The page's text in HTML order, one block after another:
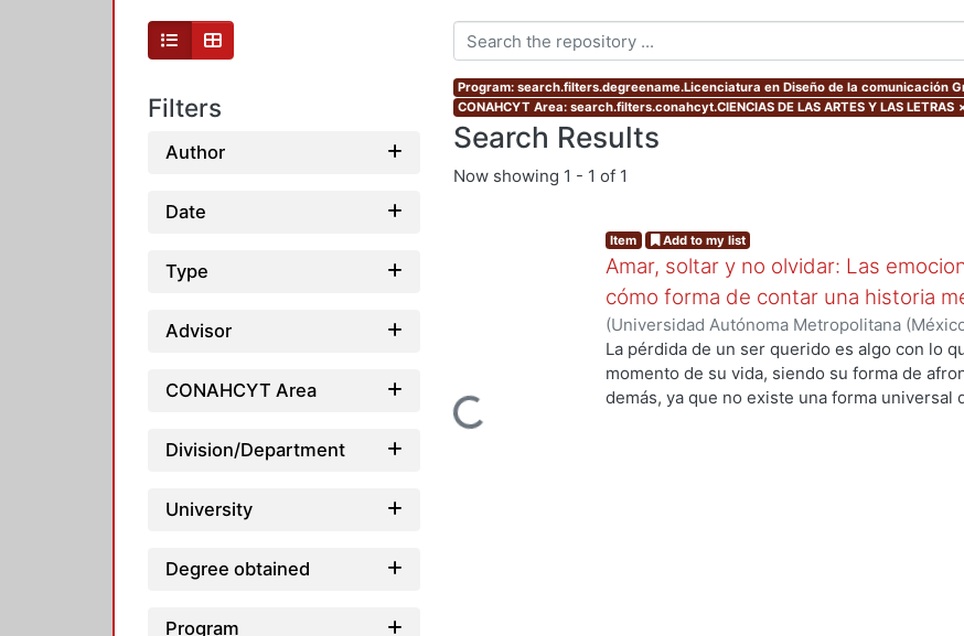
Filters
Author
Date
Type
Advisor
CONAHCYT Area
Division/Department
University
Degree obtained
Program
Program: search.filters.degreename.Licenciatura en Diseño de la comunicación
CONAHCYT Area: search.filters.conahcyt.CIENCIAS DE LAS ARTES Y LAS LETRAS
Search Results
Now showing 1 - 1 of 1
Loading...
Item Add to my list
Amar, soltar y no olvidar: Las
cómo forma de contar una historia
(Universidad Autónoma Metropolitana
de Servicios de Información.,2024-01)Pérez
La pérdida de un ser querido es algo con lo
momento de su vida, siendo su forma de
demás, ya que no existe una forma universal